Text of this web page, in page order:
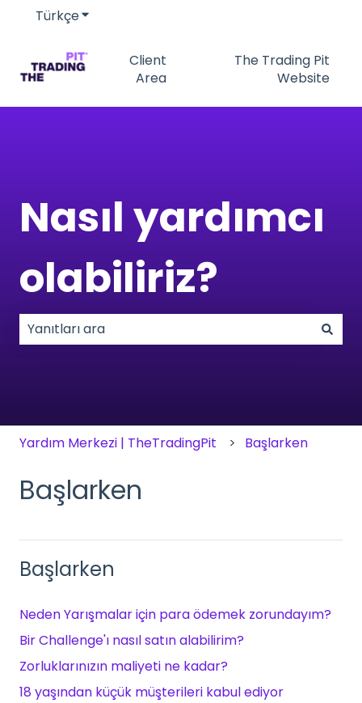
TürkçeTercümeler için alt menüyü göster
Client
Area
The Trading Pit
Website
Nasıl yardımcı
olabiliriz?
Yardım Merkezi | TheTradingPit Başlarken
Başlarken
Başlarken
Neden Yarışmalar için para ödemek zorundayım?
Bir Challenge'ı nasıl satın alabilirim?
Zorluklarınızın maliyeti ne kadar?
18 yaşından küçük müşterileri kabul ediyor